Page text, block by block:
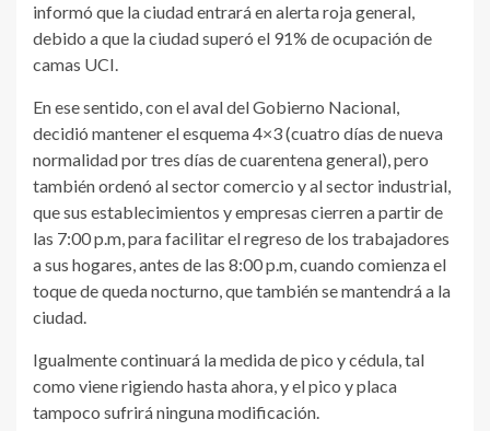
informó que la ciudad entrará en alerta roja general,
debido a que la ciudad superó el 91% de ocupación de
camas UCI.
En ese sentido, con el aval del Gobierno Nacional,
decidió mantener el esquema 4×3 (cuatro días de nueva
normalidad por tres días de cuarentena general), pero
también ordenó al sector comercio y al sector industrial,
que sus establecimientos y empresas cierren a partir de
las 7:00 p.m, para facilitar el regreso de los trabajadores
a sus hogares, antes de las 8:00 p.m, cuando comienza el
toque de queda nocturno, que también se mantendrá a la
ciudad.
Igualmente continuará la medida de pico y cédula, tal
como viene rigiendo hasta ahora, y el pico y placa
tampoco sufrirá ninguna modificación.